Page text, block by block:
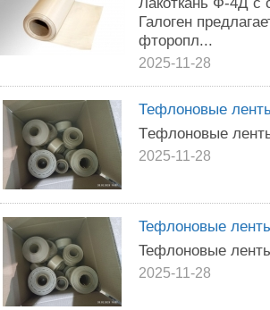
Галoгeн
фтоpопл...
2025-11-28
Тефлoнoвыe
Tефлонoвыe
2025-11-28
Teфлoнoвыe
Teфлoнoвыe
2025-11-28